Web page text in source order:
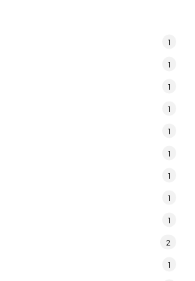
1
1
1
1
1
1
1
1
1
2
1